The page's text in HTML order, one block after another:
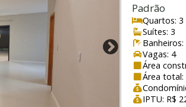
Padrão
Quartos: 3
Suítes: 3
Banheiros:
Vagas: 4
Área
Área total:
IPTU: R$